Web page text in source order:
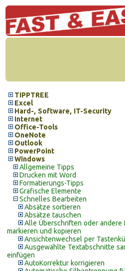
TIPPTREE
Excel
Hard-, Software, IT-Security
Internet
Office-Tools
OneNote
Outlook
PowerPoint
Windows
Allgemeine Tipps
Drucken mit Word
Formatierungs-Tipps
Grafische Elemente
Schnelles Bearbeiten
Absätze sortieren
Absätze tauschen
Alle Überschriften oder andere
markieren und kopieren
Ansichtenwechsel per
Ausgewählte Textabschnitte
einfügen
AutoKorrektur korrigieren